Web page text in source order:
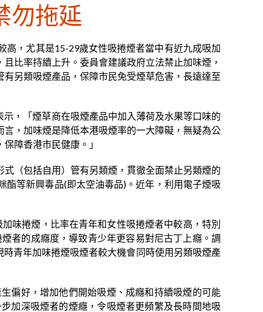
勿拖延
高，尤其是15-29歲女性吸捲煙者當中有近九成吸加
比率持續上升。委員會建議政府立法禁止加味煙，
另類吸煙產品，保障市民免受煙草危害，長遠達至
，「煙草商在吸煙產品中加入薄荷及水果等口味的
，加味煙是降低本港吸煙率的一大障礙，無疑為公
障香港市民健康。」
（包括自用）管有另類煙，貫徹全面禁止另類煙的
等新興毒品(即太空油毒品)。近年，利用電子煙吸
味捲煙，比率在青年和女性吸捲煙者中較高，特別
者的成癮度，導致青少年更容易對尼古丁上癮。調
青年加味捲煙吸煙者較大機會同時使用另類吸煙產
偏好，增加他們開始吸煙、成癮和持續吸煙的可能
加深吸煙者的煙癮，令吸煙者更頻繁及長時間地吸